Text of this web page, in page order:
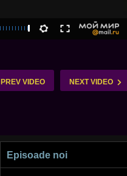
PREV VIDEO NEXT VIDEO
Episoade noi